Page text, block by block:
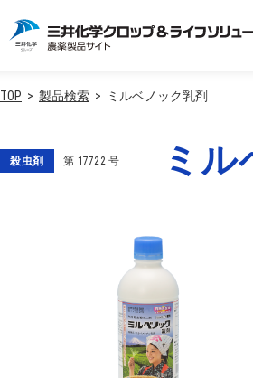
TOP 製品検索 ミルベノック乳剤
殺虫剤 第 17722号 ミル